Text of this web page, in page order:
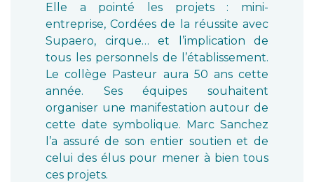
Elle a pointé les projets : mini-
entreprise, Cordées de la réussite avec
Supaero, cirque… et l’implication de
tous les personnels de l’établissement.
Le collège Pasteur aura 50 ans cette
année. Ses équipes souhaitent
organiser une manifestation autour de
cette date symbolique. Marc Sanchez
l’a assuré de son entier soutien et de
celui des élus pour mener à bien tous
ces projets.